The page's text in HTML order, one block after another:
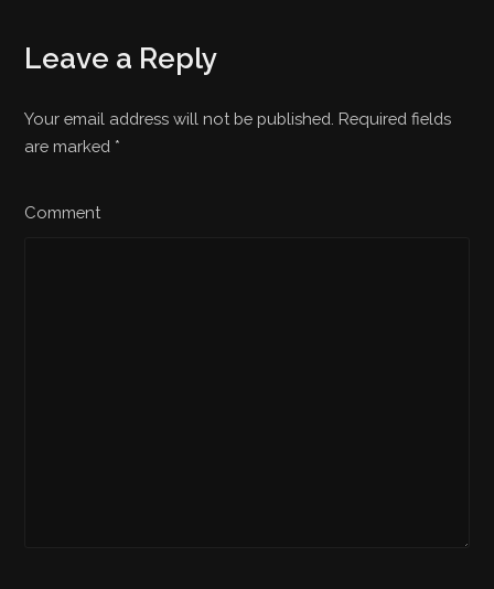
Leave a Reply
Your email address will not be published. Required fields
are marked *
Comment